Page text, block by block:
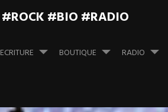
#ROCK #BIO #RADIO
ECRITURE BOUTIQUE RADIO